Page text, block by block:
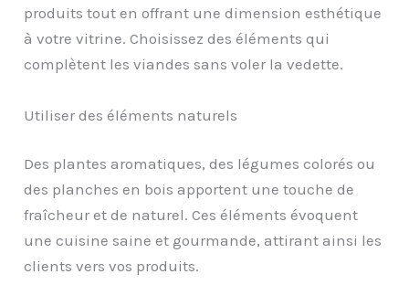
produits tout en offrant une dimension esthétique
à votre vitrine. Choisissez des éléments qui
complètent les viandes sans voler la vedette.
Utiliser des éléments naturels
Des plantes aromatiques, des légumes colorés ou
des planches en bois apportent une touche de
fraîcheur et de naturel. Ces éléments évoquent
une cuisine saine et gourmande, attirant ainsi les
clients vers vos produits.